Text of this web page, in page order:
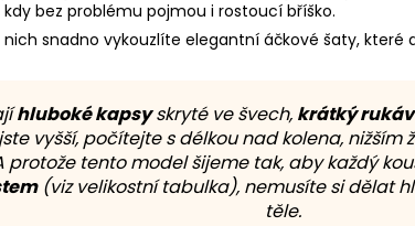
bez problému pojmou i rostoucí bříško.
nich snadno vykouzlíte elegantní áčkové šaty, které
hluboké kapsyskryté ve švech, krátký rukáv
vyšší, počítejte s délkou nad kolena, nižším
protože tento model šijeme tak, aby každý
(viz velikostní tabulka), nemusíte si dělat
těle.